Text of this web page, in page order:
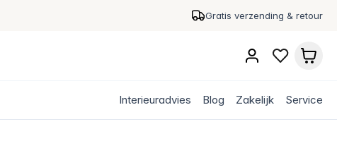
Gratis verzending & retour
Interieuradvies Blog Zakelijk Service